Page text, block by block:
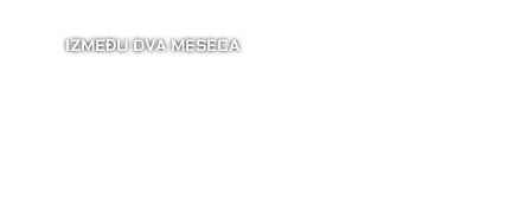
IZMEĐU DVA MESECA